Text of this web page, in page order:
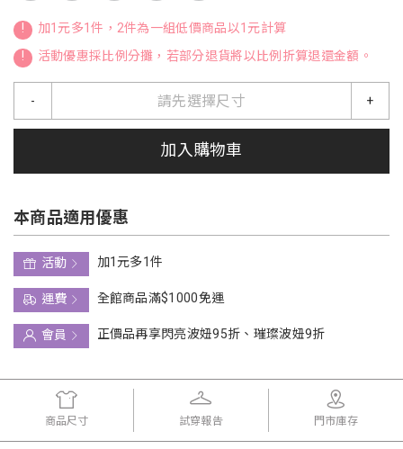
!
加1元多1件，2件為一組低價商品以1元計算
!
活動優惠採比例分攤，若部分退貨將以比例折算退還金額。
請先選擇尺寸
- +
加入購物車
本商品適用優惠
活動
加1元多1件
運費
全館商品滿$1000免運
會員
正價品再享閃亮波妞95折、璀璨波妞9折
商品尺寸 試穿報告 門市庫存